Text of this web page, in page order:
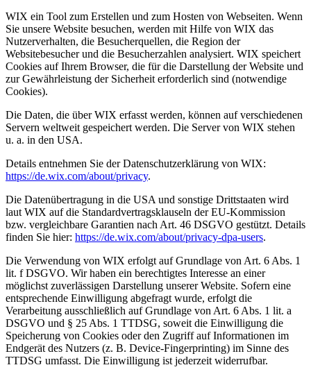
WIX ein Tool zum Erstellen und zum Hosten von Webseiten. Wenn
Sie unsere Website besuchen, werden mit Hilfe von WIX das
Nutzerverhalten, die Besucherquellen, die Region der
Websitebesucher und die Besucherzahlen analysiert. WIX speichert
Cookies auf Ihrem Browser, die für die Darstellung der Website und
zur Gewährleistung der Sicherheit erforderlich sind (notwendige
Cookies).
Die Daten, die über WIX erfasst werden, können auf verschiedenen
Servern weltweit gespeichert werden. Die Server von WIX stehen
u. a. in den USA.
Details entnehmen Sie der Datenschutzerklärung von WIX:
https://de.wix.com/about/privacy.
Die Datenübertragung in die USA und sonstige Drittstaaten wird
laut WIX auf die Standardvertragsklauseln der EU-Kommission
bzw. vergleichbare Garantien nach Art. 46 DSGVO gestützt. Details
finden Sie hier: https://de.wix.com/about/privacy-dpa-users.
Die Verwendung von WIX erfolgt auf Grundlage von Art. 6 Abs. 1
lit. f DSGVO. Wir haben ein berechtigtes Interesse an einer
möglichst zuverlässigen Darstellung unserer Website. Sofern eine
entsprechende Einwilligung abgefragt wurde, erfolgt die
Verarbeitung ausschließlich auf Grundlage von Art. 6 Abs. 1 lit. a
DSGVO und § 25 Abs. 1 TTDSG, soweit die Einwilligung die
Speicherung von Cookies oder den Zugriff auf Informationen im
Endgerät des Nutzers (z. B. Device-Fingerprinting) im Sinne des
TTDSG umfasst. Die Einwilligung ist jederzeit widerrufbar.